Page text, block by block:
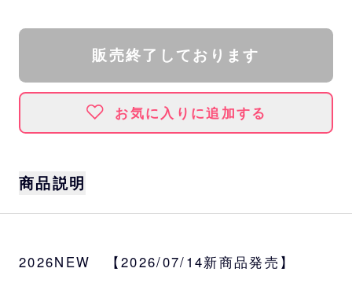
販売終了しております
お気に入りに追加する
商品説明
種類
2026NEW 【2026/07/14新商品発売】